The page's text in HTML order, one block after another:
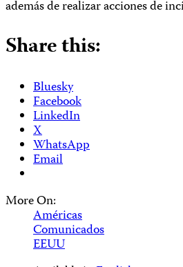
además de realizar acciones de
Share this:
Bluesky
Facebook
LinkedIn
X
WhatsApp
Email
More On:
Américas
Comunicados
EEUU